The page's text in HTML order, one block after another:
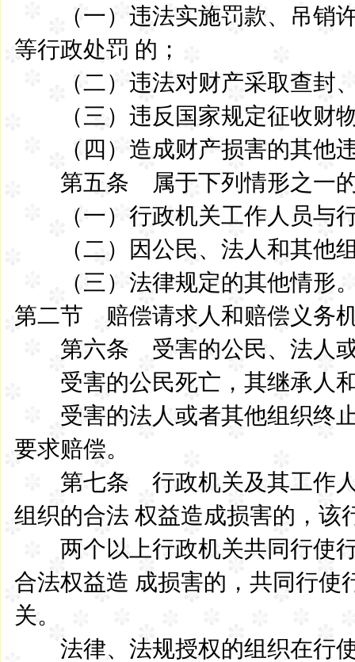
（一）违法实施罚款、吊销许
等行政处罚 的；
（二）违法对财产采取查封、
（三）违反国家规定征收财
（四）造成财产损害的其他
第五条 属于下列情形之一的
（一）行政机关工作人员与行
（二）因公民、法人和其他组
（三）法律规定的其他情形
第二节 赔偿请求人和赔偿义务
第六条 受害的公民、法人或
受害的公民死亡，其继承人和
受害的法人或者其他组织终止
要求赔偿。
第七条 行政机关及其工作人
组织的合法 权益造成损害的，该
两个以上行政机关共同行使行
合法权益造 成损害的，共同行使
关。
法律、法规授权的组织在行使